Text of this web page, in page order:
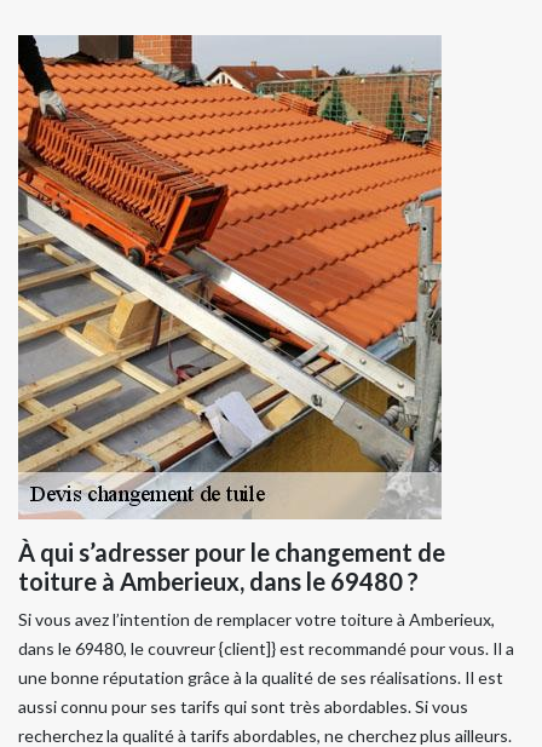
À qui s’adresser pour le changement de
toiture à Amberieux, dans le 69480 ?
Si vous avez l’intention de remplacer votre toiture à Amberieux,
dans le 69480, le couvreur {client]} est recommandé pour vous. Il a
une bonne réputation grâce à la qualité de ses réalisations. Il est
aussi connu pour ses tarifs qui sont très abordables. Si vous
recherchez la qualité à tarifs abordables, ne cherchez plus ailleurs.